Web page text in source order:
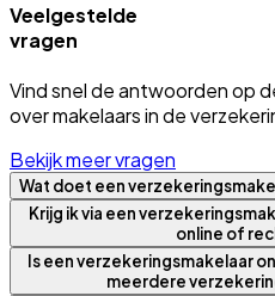
Veelgestelde
vragen
Vind snel de antwoorden op
over makelaars in de
Bekijk meer vragen
Wat doet een
Krijg ik via een
online of
Is een verzekeringsmakelaar
meerdere